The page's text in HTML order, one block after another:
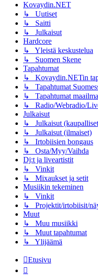
Kovaydin.NET
↳ Uutiset
↳ Saitti
↳ Julkaisut
Hardcore
↳ Yleistä keskustelua
↳ Suomen Skene
Tapahtumat
↳ Kovaydin.NETin
↳ Tapahtumat
↳ Tapahtumat
↳ Radio/Webradio/
Julkaisut
↳ Julkaisut
↳ Julkaisut (ilmaiset)
↳ Irtobiisien bongaus
↳ Osta/Myy/Vaihda
Dj:t ja liveartistit
↳ Vinkit
↳ Mixaukset ja setit
Musiikin tekeminen
↳ Vinkit
↳ Projektit/irtobiisit/
Muut
↳ Muu musiikki
↳ Muut tapahtumat
↳ Ylijäämä
Etusivu